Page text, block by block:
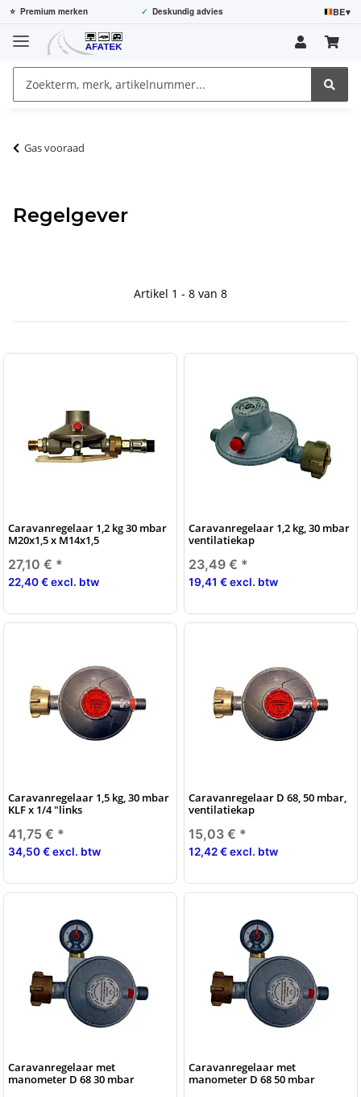
⭐ Premium merken ✓ Deskundig advies BE▾
Gas vooraad
Regelgever
Artikel 1 - 8 van 8
Caravanregelaar 1,2 kg 30 mbar
M20x1,5 x M14x1,5
27,10 € *
22,40 € excl. btw
Caravanregelaar 1,2 kg, 30 mbar
ventilatiekap
23,49 € *
19,41 € excl. btw
Caravanregelaar 1,5 kg, 30 mbar
KLF x 1/4 "links
41,75 € *
34,50 € excl. btw
Caravanregelaar D 68, 50 mbar,
ventilatiekap
15,03 € *
12,42 € excl. btw
Caravanregelaar met
manometer D 68 30 mbar
Caravanregelaar met
manometer D 68 50 mbar